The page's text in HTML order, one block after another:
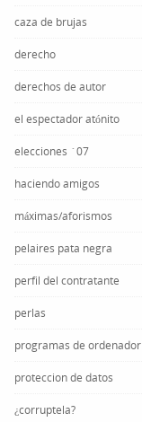
caza de brujas
derecho
derechos de autor
el espectador atónito
elecciones ´07
haciendo amigos
máximas/aforismos
pelaires pata negra
perfil del contratante
perlas
programas de ordenador
proteccion de datos
¿corruptela?